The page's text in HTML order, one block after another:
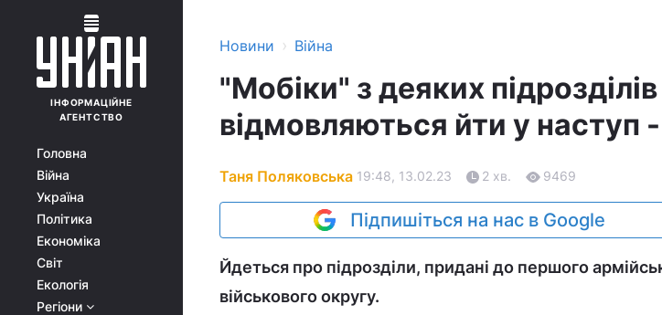
ІНФОРМАЦІЙНЕ
АГЕНТСТВО
Головна
Війна
Україна
Політика
Економіка
Світ
Екологія
Регіони
Новини › Війна
"Мобіки" з деяких
відмовляються йти у наступ
Таня Поляковська 19:48, 13.02.23 2 хв. 9469
Підпишіться на нас в Google
Йдеться про підрозділи, придані до першого
військового округу.